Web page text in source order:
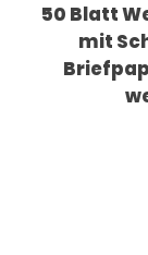
50 Blatt
mit